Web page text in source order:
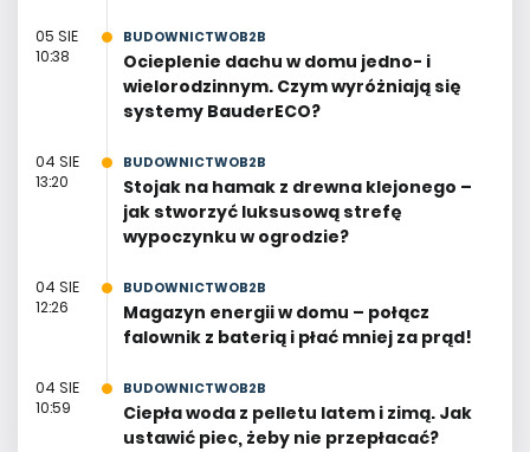
05 SIE
10:38
BUDOWNICTWOB2B
Ocieplenie dachu w domu jedno- i
wielorodzinnym. Czym wyróżniają się
systemy BauderECO?
04 SIE
13:20
BUDOWNICTWOB2B
Stojak na hamak z drewna klejonego –
jak stworzyć luksusową strefę
wypoczynku w ogrodzie?
04 SIE
12:26
BUDOWNICTWOB2B
Magazyn energii w domu – połącz
falownik z baterią i płać mniej za prąd!
04 SIE
10:59
BUDOWNICTWOB2B
Ciepła woda z pelletu latem i zimą. Jak
ustawić piec, żeby nie przepłacać?